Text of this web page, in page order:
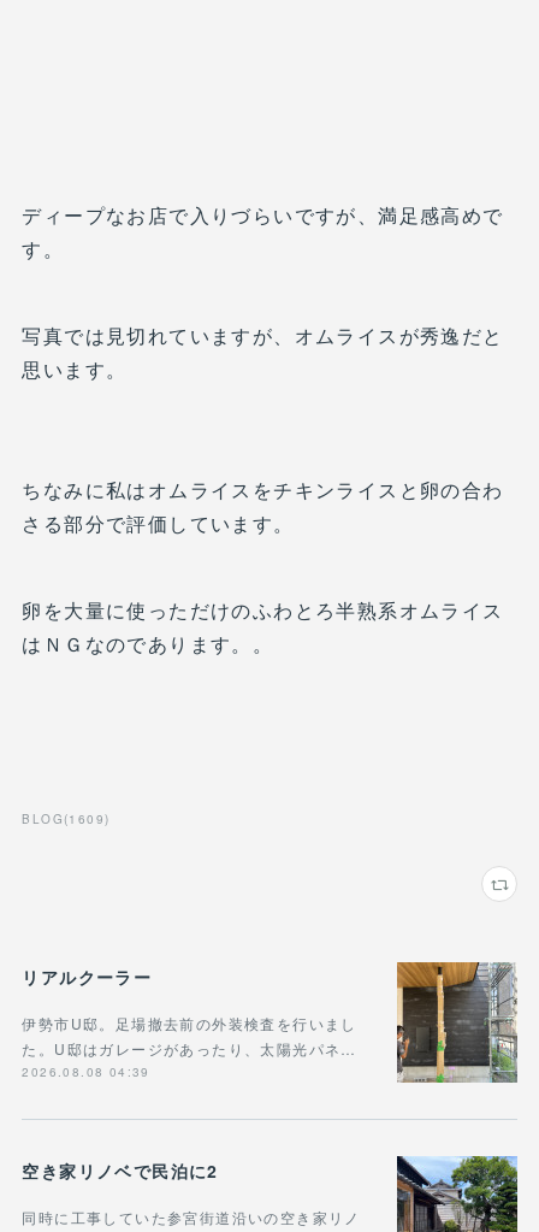
ディープなお店で入りづらいですが、満足感高めで
す。
写真では見切れていますが、オムライスが秀逸だと
思います。
ちなみに私はオムライスをチキンライスと卵の合わ
さる部分で評価しています。
卵を大量に使っただけのふわとろ半熟系オムライス
はＮＧなのであります。。
BLOG (1609)
リアルクーラー
伊勢市U邸。足場撤去前の外装検査を行いまし
た。U邸はガレージがあったり、太陽光パネ…
2026.08.08 04:39
空き家リノベで民泊に2
同時に工事していた参宮街道沿いの空き家リノ